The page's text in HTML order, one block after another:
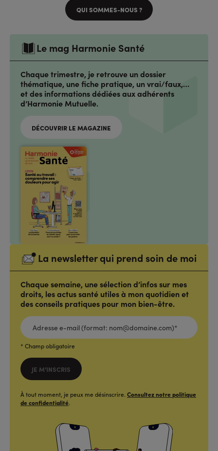
QUI SOMMES-NOUS ?
Le mag Harmonie Santé
Chaque trimestre, je retrouve un dossier
thématique, une fiche pratique, un vrai/faux,…
et des informations dédiées aux adhérents
d’Harmonie Mutuelle.
DÉCOUVRIR LE MAGAZINE
La newsletter qui prend soin de moi
Chaque semaine, une sélection d’infos sur mes
droits, les actus santé utiles à mon quotidien et
des conseils pratiques pour mon bien-être.
ADRESSE
E-
MAIL
(FORMAT:
NOM@DOMAINE.COM)*
* Champ obligatoire
JE M'INSCRIS
À tout moment, je peux me désinscrire. Consultez notre politique
de confidentialité.